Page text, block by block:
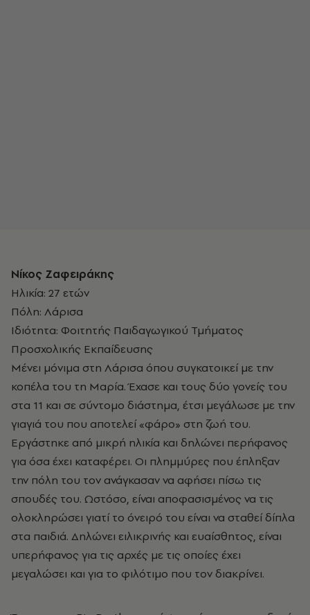
Νίκος Ζαφειράκης
Ηλικία: 27 ετών
Πόλη: Λάρισα
Ιδιότητα: Φοιτητής Παιδαγωγικού Τμήματος
Προσχολικής Εκπαίδευσης
Μένει μόνιμα στη Λάρισα όπου συγκατοικεί με την
κοπέλα του τη Μαρία. Έχασε και τους δύο γονείς του
στα 11 και σε σύντομο διάστημα, έτσι μεγάλωσε με την
γιαγιά του που αποτελεί «φάρο» στη ζωή του.
Εργάστηκε από μικρή ηλικία και δηλώνει περήφανος
για όσα έχει καταφέρει. Οι πλημμύρες που έπληξαν
την πόλη του τον ανάγκασαν να αφήσει πίσω τις
σπουδές του. Ωστόσο, είναι αποφασισμένος να τις
ολοκληρώσει γιατί το όνειρό του είναι να σταθεί δίπλα
στα παιδιά. Δηλώνει ειλικρινής και ευαίσθητος, είναι
υπερήφανος για τις αρχές με τις οποίες έχει
μεγαλώσει και για το φιλότιμο που τον διακρίνει.